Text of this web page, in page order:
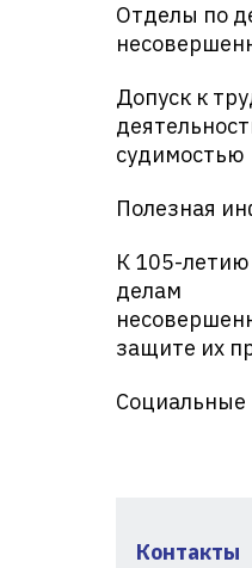
Отделы по
Допуск к
судимостью
Полезная
К 105-
делам
защите их
Социальные
Контакты